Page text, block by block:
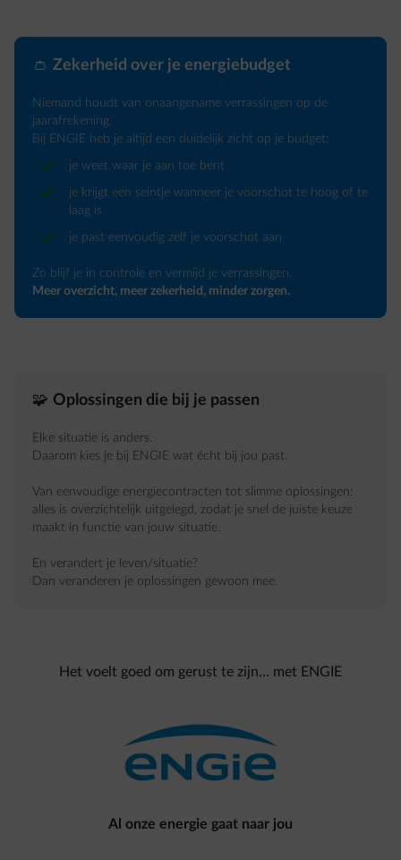
👛 Zekerheid over je energiebudget
Niemand houdt van onaangename verrassingen op de
jaarafrekening.
Bij ENGIE heb je altijd een duidelijk zicht op je budget:
je weet waar je aan toe bent
je krijgt een seintje wanneer je voorschot te hoog of te
laag is
je past eenvoudig zelf je voorschot aan
Zo blijf je in controle en vermijd je verrassingen.
Meer overzicht, meer zekerheid, minder zorgen.
🧩 Oplossingen die bij je passen
Elke situatie is anders.
Daarom kies je bij ENGIE wat écht bij jou past.
Van eenvoudige energiecontracten tot slimme oplossingen:
alles is overzichtelijk uitgelegd, zodat je snel de juiste keuze
maakt in functie van jouw situatie.
En verandert je leven/situatie?
Dan veranderen je oplossingen gewoon mee.
Het voelt goed om gerust te zijn… met ENGIE
Al onze energie gaat naar jou